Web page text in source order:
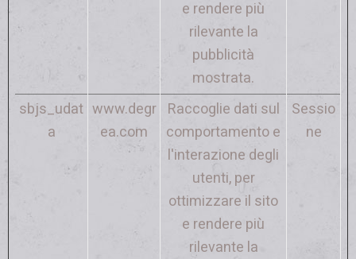
e rendere più
rilevante la
pubblicità
mostrata.
sbjs_udat
a
www.degr
ea.com
Raccoglie dati sul
comportamento e
l'interazione degli
utenti, per
ottimizzare il sito
e rendere più
rilevante la
Sessio
ne